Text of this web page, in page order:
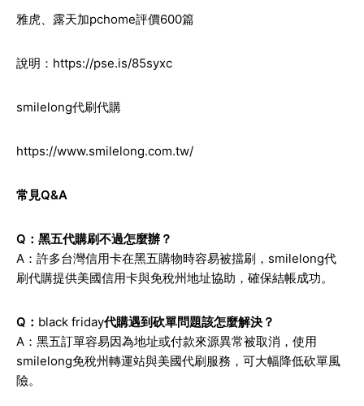
雅虎、露天加pchome評價600篇
說明： https://pse.is/85syxc
smilelong代刷代購
https://www.smilelong.com.tw/
常見Q&A
Q：黑五代購刷不過怎麼辦？
A：許多台灣信用卡在黑五購物時容易被擋刷，smilelong代
刷代購提供美國信用卡與免稅州地址協助，確保結帳成功。
Q： black friday代購遇到砍單問題該怎麼解決？
A：黑五訂單容易因為地址或付款來源異常被取消，使用
smilelong免稅州轉運站與美國代刷服務，可大幅降低砍單風
險。